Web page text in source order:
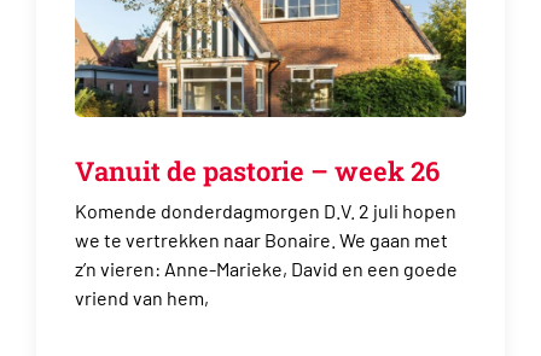
Vanuit de pastorie – week 26
Komende donderdagmorgen D.V. 2 juli hopen
we te vertrekken naar Bonaire. We gaan met
z’n vieren: Anne-Marieke, David en een goede
vriend van hem,